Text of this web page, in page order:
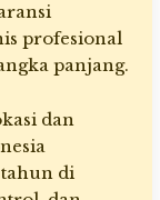
profesional
panjang.
dan
tahun di